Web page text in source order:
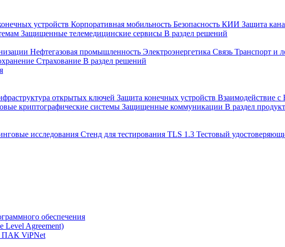
устройств Корпоративная мобильность Безопасность КИИ Защита
Защищенные телемедицинские сервисы В раздел решений
Нефтегазовая промышленность Электроэнергетика Связь Транспорт и
Страхование В раздел решений
открытых ключей Защита конечных устройств
криптографические системы Защищенные коммуникации В раздел
исследования Стенд для тестирования TLS 1.3 Тестовый
обеспечения
Level Agreement)
ПАК ViPNet